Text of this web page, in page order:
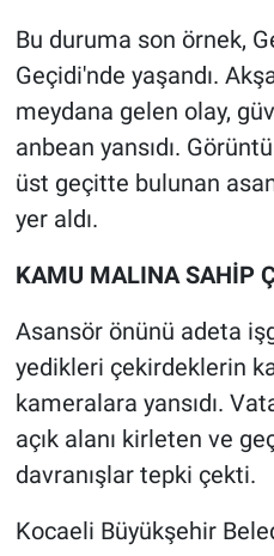
Bu duruma son örnek,
Geçidi'nde yaşandı.
meydana gelen olay,
anbean yansıdı.
üst geçitte bulunan
yer aldı.
KAMU MALINA SAHİP
Asansör önünü adeta
yedikleri çekirdeklerin
kameralara yansıdı.
açık alanı kirleten ve
davranışlar tepki çekti.
Kocaeli Büyükşehir